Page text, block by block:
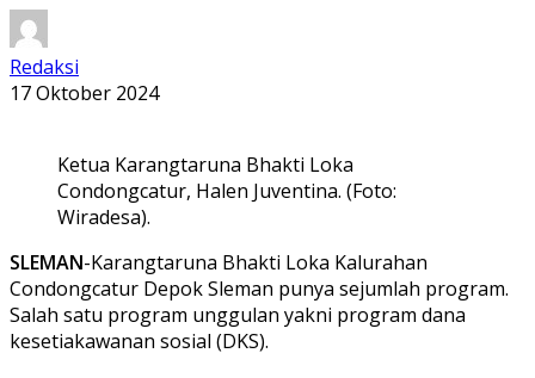
Redaksi
17 Oktober 2024
Ketua Karangtaruna Bhakti Loka
Condongcatur, Halen Juventina. (Foto:
Wiradesa).
SLEMAN-Karangtaruna Bhakti Loka Kalurahan
Condongcatur Depok Sleman punya sejumlah program.
Salah satu program unggulan yakni program dana
kesetiakawanan sosial (DKS).